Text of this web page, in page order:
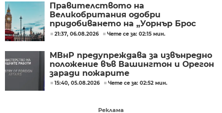
Правителството на
Великобритания одобри
придобиването на „Уорнър Брос
Дискавъри“ от „Парамаунт“ за 110
21:37, 06.08.2026 Чете се за: 02:15 мин.
МВнР предупреждава за извънредно
положение във Вашингтон и Орегон
заради пожарите
15:40, 05.08.2026 Чете се за: 02:52 мин.
Реклама